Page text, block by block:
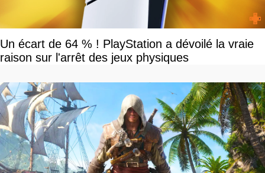
Un écart de 64 % ! PlayStation a dévoilé la vraie
raison sur l'arrêt des jeux physiques